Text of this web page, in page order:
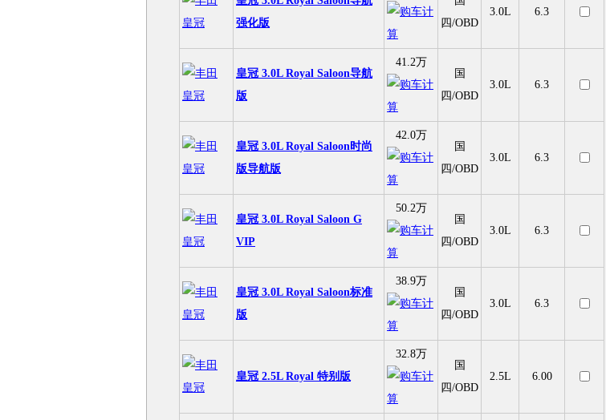
强化版
四/OBD
3.0L 6.3
皇冠 3.0L Royal Saloon导航
版
41.2万
国
四/OBD
3.0L 6.3
皇冠 3.0L Royal Saloon时尚
版导航版
42.0万
国
四/OBD
3.0L 6.3
皇冠 3.0L Royal Saloon G
VIP
50.2万
国
四/OBD
3.0L 6.3
皇冠 3.0L Royal Saloon标准
版
38.9万
国
四/OBD
3.0L 6.3
皇冠 2.5L Royal 特别版
32.8万
国
四/OBD
2.5L 6.00